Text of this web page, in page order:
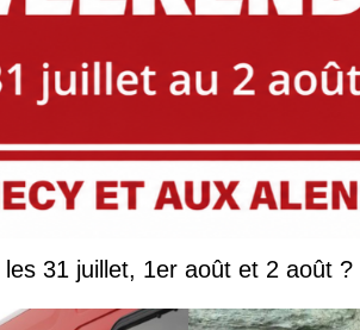
Que faire en Savoie et Haute-Savoie les 31 juillet, 1er août et 2 août ?